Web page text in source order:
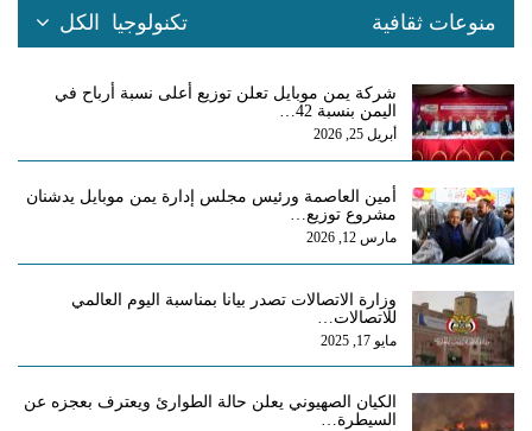
الكل منوعات ثقافية تكنولوجيا
شركة يمن موبايل تعلن توزيع أعلى نسبة أرباح في
اليمن بنسبة 42…
أبريل 25, 2026
أمين العاصمة ورئيس مجلس إدارة يمن موبايل يدشنان
مشروع توزيع…
مارس 12, 2026
وزارة الاتصالات تصدر بيانا بمناسبة اليوم العالمي
للاتصالات…
مايو 17, 2025
الكيان الصهيوني يعلن حالة الطوارئ ويعترف بعجزه عن
السيطرة…